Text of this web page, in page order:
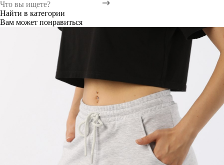
Найти в категории
Вам может понравиться